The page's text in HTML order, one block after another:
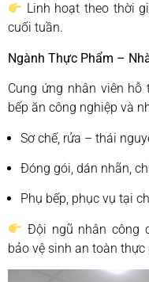
Linh hoạt theo thời
cuối tuần.
Ngành Thực Phẩm –
Cung ứng nhân viên
bếp ăn công nghiệp và
Sơ chế, rửa – thái
Đóng gói, dán nhãn,
Phụ bếp, phục vụ tại
Đội ngũ nhân công
bảo vệ sinh an toàn thực